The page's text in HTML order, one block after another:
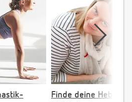
Finde deine